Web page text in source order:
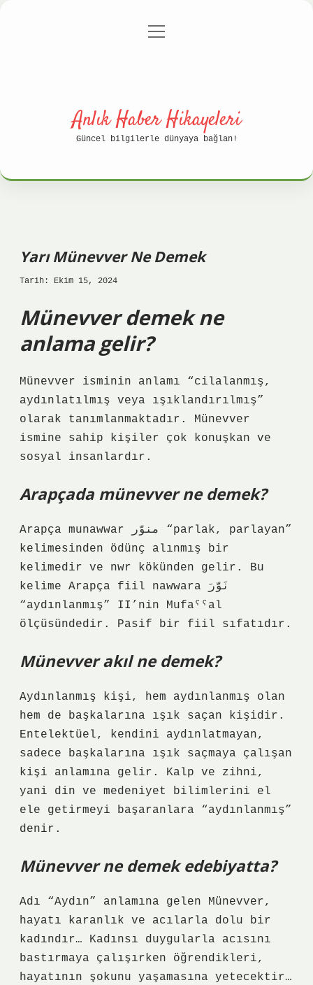
Gizlilik Politikası
menüyü
Anlık Haber Hikayeleri
Güncel bilgilerle dünyaya bağlan!
Yarı Münevver Ne Demek
Tarih: Ekim 15, 2024
Münevver demek ne
anlama gelir?
Münevver isminin anlamı “cilalanmış,
aydınlatılmış veya ışıklandırılmış”
olarak tanımlanmaktadır. Münevver
ismine sahip kişiler çok konuşkan ve
sosyal insanlardır.
Arapçada münevver ne demek?
Arapça munawwar منوّر “parlak, parlayan”
kelimesinden ödünç alınmış bir
kelimedir ve nwr kökünden gelir. Bu
kelime Arapça fiil nawwara نَوَّرَ
“aydınlanmış” II’nin Mufaˁˁal
ölçüsündedir. Pasif bir fiil sıfatıdır.
Münevver akıl ne demek?
Aydınlanmış kişi, hem aydınlanmış olan
hem de başkalarına ışık saçan kişidir.
Entelektüel, kendini aydınlatmayan,
sadece başkalarına ışık saçmaya çalışan
kişi anlamına gelir. Kalp ve zihni,
yani din ve medeniyet bilimlerini el
ele getirmeyi başaranlara “aydınlanmış”
denir.
Münevver ne demek edebiyatta?
Adı “Aydın” anlamına gelen Münevver,
hayatı karanlık ve acılarla dolu bir
kadındır… Kadınsı duygularla acısını
bastırmaya çalışırken öğrendikleri,
hayatının şokunu yaşamasına yetecektir…